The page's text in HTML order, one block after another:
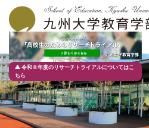
令和８年度のリサーチトライアルについてはこ
ちら